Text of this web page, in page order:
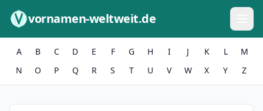
vornamen-weltweit.de
A B C D E F G H I J K L
M
N
O P Q R S T U V W X Y Z